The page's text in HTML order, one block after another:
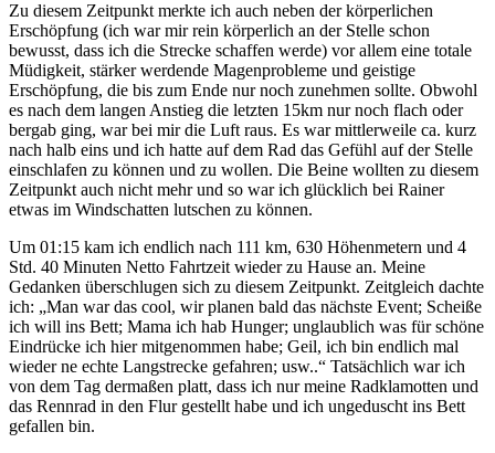
Zu diesem Zeitpunkt merkte ich auch neben der körperlichen
Erschöpfung (ich war mir rein körperlich an der Stelle schon
bewusst, dass ich die Strecke schaffen werde) vor allem eine totale
Müdigkeit, stärker werdende Magenprobleme und geistige
Erschöpfung, die bis zum Ende nur noch zunehmen sollte. Obwohl
es nach dem langen Anstieg die letzten 15km nur noch flach oder
bergab ging, war bei mir die Luft raus. Es war mittlerweile ca. kurz
nach halb eins und ich hatte auf dem Rad das Gefühl auf der Stelle
einschlafen zu können und zu wollen. Die Beine wollten zu diesem
Zeitpunkt auch nicht mehr und so war ich glücklich bei Rainer
etwas im Windschatten lutschen zu können.
Um 01:15 kam ich endlich nach 111 km, 630 Höhenmetern und 4
Std. 40 Minuten Netto Fahrtzeit wieder zu Hause an. Meine
Gedanken überschlugen sich zu diesem Zeitpunkt. Zeitgleich dachte
ich: „Man war das cool, wir planen bald das nächste Event; Scheiße
ich will ins Bett; Mama ich hab Hunger; unglaublich was für schöne
Eindrücke ich hier mitgenommen habe; Geil, ich bin endlich mal
wieder ne echte Langstrecke gefahren; usw..“ Tatsächlich war ich
von dem Tag dermaßen platt, dass ich nur meine Radklamotten und
das Rennrad in den Flur gestellt habe und ich ungeduscht ins Bett
gefallen bin.